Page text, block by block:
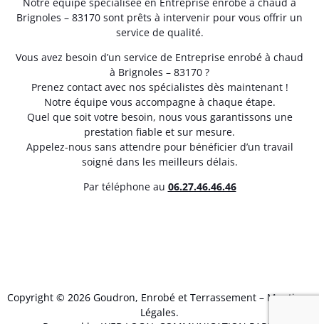
Brignoles – 83170 sont prêts à intervenir pour vous offrir un
service de qualité.
Vous avez besoin d’un service de Entreprise enrobé à chaud
à Brignoles – 83170 ?
Prenez contact avec nos spécialistes dès maintenant !
Notre équipe vous accompagne à chaque étape.
Quel que soit votre besoin, nous vous garantissons une
prestation fiable et sur mesure.
Appelez-nous sans attendre pour bénéficier d’un travail
soigné dans les meilleurs délais.
Par téléphone au 06.27.46.46.46
Copyright © 2026 Goudron, Enrobé et Terrassement – Mentions
Légales.